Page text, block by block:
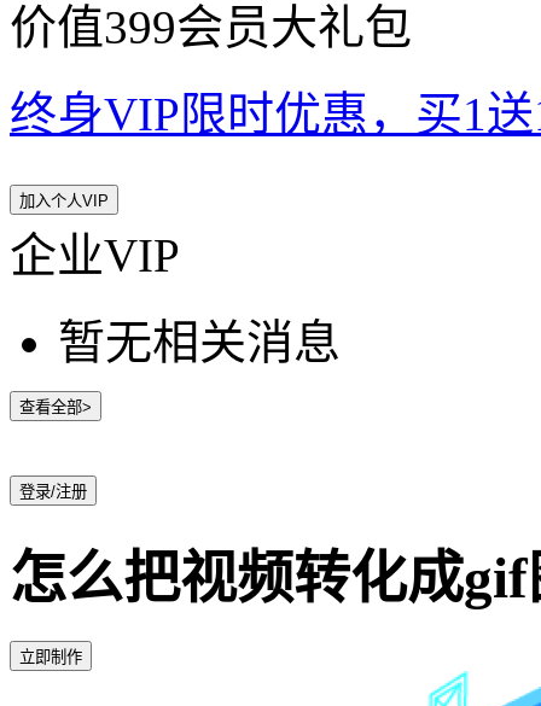
价值399会员大礼包
终身VIP限时优惠，买1
加入个人VIP
企业VIP
暂无相关消息
查看全部>
登录/注册
怎么把视频转化成
立即制作